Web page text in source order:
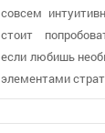
совсем
стоит
если любишь
элементами